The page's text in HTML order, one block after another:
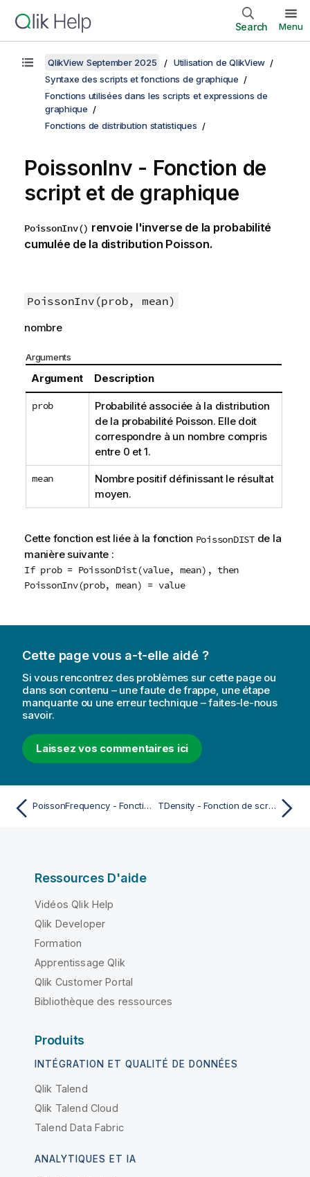
Search Menu
QlikView September 2025
Utilisation de QlikView
Syntaxe des scripts et fonctions de graphique
Fonctions utilisées dans les scripts et expressions de
graphique
Fonctions de distribution statistiques
PoissonInv - Fonction de
script et de graphique
PoissonInv() renvoie l'inverse de la probabilité
cumulée de la distribution Poisson.
PoissonInv(prob, mean)
nombre
Arguments
Argument Description
prob
Probabilité associée à la distribution
de la probabilité Poisson. Elle doit
correspondre à un nombre compris
entre 0 et 1.
mean
Nombre positif définissant le résultat
moyen.
Cette fonction est liée à la fonction PoissonDISTde la
manière suivante :
If prob = PoissonDist(value, mean), then
PoissonInv(prob, mean) = value
Cette page vous a-t-elle aidé ?
Si vous rencontrez des problèmes sur cette page ou
dans son contenu – une faute de frappe, une étape
manquante ou une erreur technique – faites-le-nous
savoir.
Laissez vos commentaires ici
PoissonFrequency - Fonction de script et de graphique TDensity - Fonction de script et de graphique
Ressources D'aide
Vidéos Qlik Help
Qlik Developer
Formation
Apprentissage Qlik
Qlik Customer Portal
Bibliothèque des ressources
Produits
INTÉGRATION ET QUALITÉ DE DONNÉES
Qlik Talend
Qlik Talend Cloud
Talend Data Fabric
ANALYTIQUES ET IA